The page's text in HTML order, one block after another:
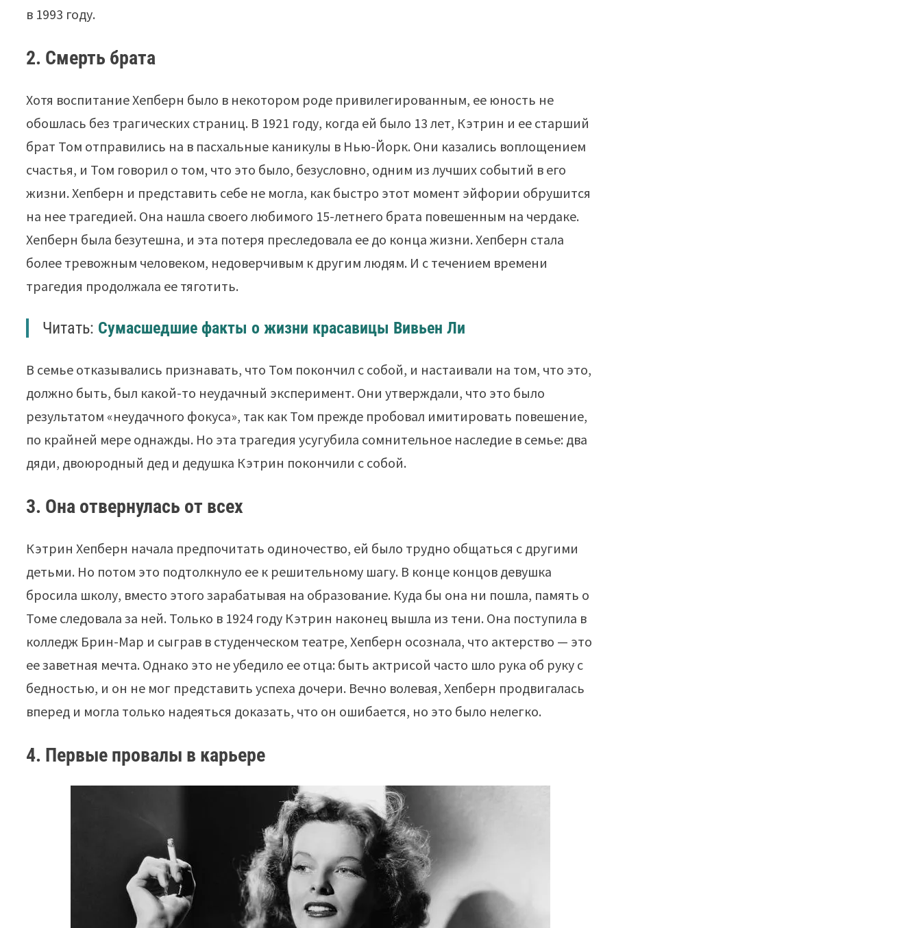
в 1993 году.
2. Смерть брата
Хотя воспитание Хепберн было в некотором роде привилегированным, ее юность не
обошлась без трагических страниц. В 1921 году, когда ей было 13 лет, Кэтрин и ее старший
брат Том отправились на в пасхальные каникулы в Нью-Йорк. Они казались воплощением
счастья, и Том говорил о том, что это было, безусловно, одним из лучших событий в его
жизни. Хепберн и представить себе не могла, как быстро этот момент эйфории обрушится
на нее трагедией. Она нашла своего любимого 15-летнего брата повешенным на чердаке.
Хепберн была безутешна, и эта потеря преследовала ее до конца жизни. Хепберн стала
более тревожным человеком, недоверчивым к другим людям. И с течением времени
трагедия продолжала ее тяготить.
Читать: Сумасшедшие факты о жизни красавицы Вивьен Ли
В семье отказывались признавать, что Том покончил с собой, и настаивали на том, что это,
должно быть, был какой-то неудачный эксперимент. Они утверждали, что это было
результатом «неудачного фокуса», так как Том прежде пробовал имитировать повешение,
по крайней мере однажды. Но эта трагедия усугубила сомнительное наследие в семье: два
дяди, двоюродный дед и дедушка Кэтрин покончили с собой.
3. Она отвернулась от всех
Кэтрин Хепберн начала предпочитать одиночество, ей было трудно общаться с другими
детьми. Но потом это подтолкнуло ее к решительному шагу. В конце концов девушка
бросила школу, вместо этого зарабатывая на образование. Куда бы она ни пошла, память о
Томе следовала за ней. Только в 1924 году Кэтрин наконец вышла из тени. Она поступила в
колледж Брин-Мар и сыграв в студенческом театре, Хепберн осознала, что актерство — это
ее заветная мечта. Однако это не убедило ее отца: быть актрисой часто шло рука об руку с
бедностью, и он не мог представить успеха дочери. Вечно волевая, Хепберн продвигалась
вперед и могла только надеяться доказать, что он ошибается, но это было нелегко.
4. Первые провалы в карьере